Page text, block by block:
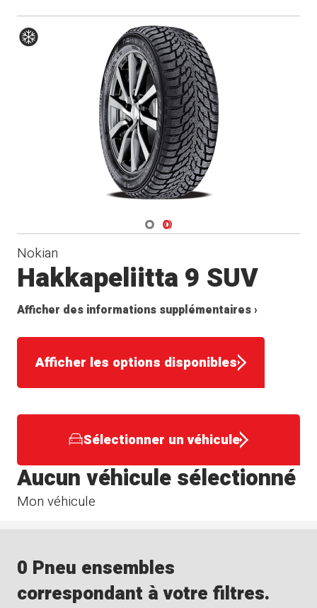
Navigate 1
Navigate 2
Nokian
Hakkapeliitta 9 SUV
Afficher des informations supplémentaires ›
Afficher les options disponibles
Sélectionner un véhicule
Mon véhicule
Aucun véhicule sélectionné
0 Pneu ensembles
correspondant à votre filtres.